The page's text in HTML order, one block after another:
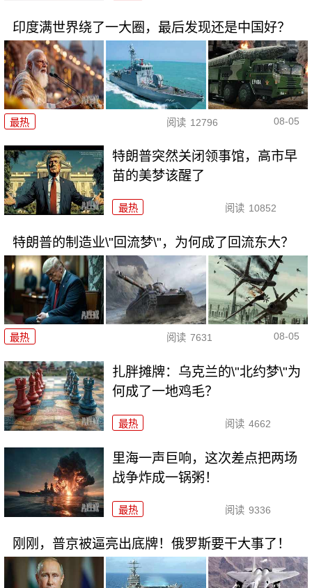
印度满世界绕了一大圈，最后发现还是中国好？
最热 阅读 12796 08-05
特朗普突然关闭领事馆，高市早
苗的美梦该醒了
最热 阅读 10852
特朗普的制造业\"回流梦\"，为何成了回流东大？
最热 阅读 7631 08-05
扎胖摊牌：乌克兰的\"北约梦\"为
何成了一地鸡毛？
最热 阅读 4662
里海一声巨响，这次差点把两场
战争炸成一锅粥！
最热 阅读 9336
刚刚，普京被逼亮出底牌！俄罗斯要干大事了！